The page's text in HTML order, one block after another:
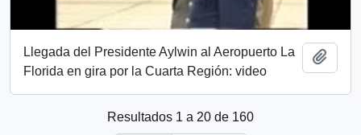
Llegada del Presidente Aylwin al Aeropuerto La
Florida en gira por la Cuarta Región: video
Resultados 1 a 20 de 160